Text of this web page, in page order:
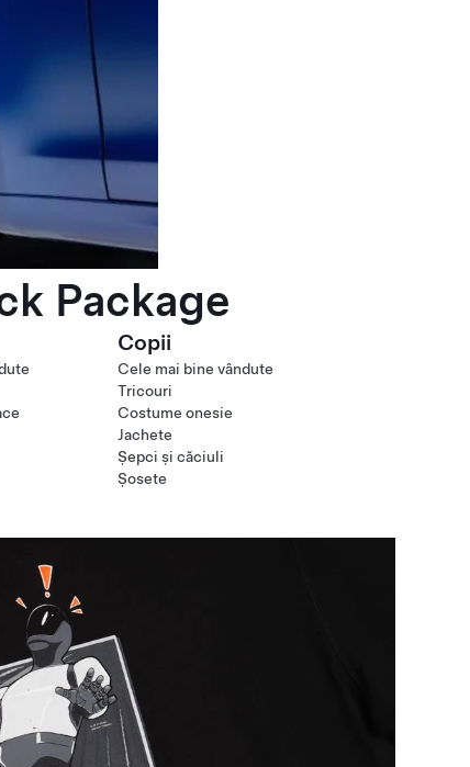
Package
Copii
Cele mai bine vândute
Tricouri
Costume onesie
Jachete
Șepci și căciuli
Șosete